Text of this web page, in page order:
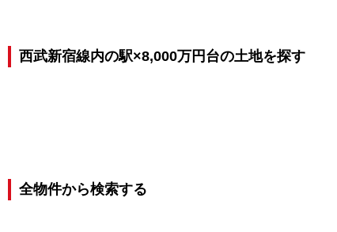
西武新宿線内の駅×8,000万円台の土地を探す
全物件から検索する